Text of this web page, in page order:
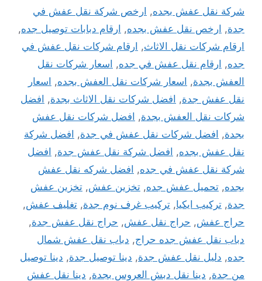
شركة نقل عفش بجده, ارخص شركة نقل عفش في
جدة, ارخص نقل عفش بجده, ارقام دبابات توصيل جده,
ارقام شركات نقل الاثاث, ارقام شركات نقل عفش في
جده, ارقام نقل عفش في جده, اسعار شركات نقل
العفش بجدة, اسعار شركات نقل العفش بجده, اسعار
نقل عفش جدة, افضل شركات نقل الاثاث بجدة, افضل
شركات نقل العفش بجدة, افضل شركات نقل عفش
بجدة, افضل شركات نقل عفش في جدة, افضل شركة
نقل عفش بجده, افضل شركة نقل عفش جدة, افضل
شركة نقل عفش في جده, افضل شركه نقل عفش
بجده, تحميل عفش جده, تخزين عفش, تخزين عفش
جدة, تركيب ايكيا, تركيب غرف نوم جدة, تغليف عفش,
حراج عفش, حراج نقل عفش, حراج نقل عفش جدة,
دباب نقل عفش جده حراج, دباب نقل عفش شمال
جده, دليل نقل عفش جدة, دينا توصيل جدة, دينا توصيل
من جدة, دينا نقل دبش العروس بجدة, دينا نقل عفش